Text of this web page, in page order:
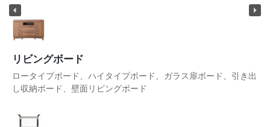
リビングボード
ロータイプボード、ハイタイプボード、ガラス扉ボード、引き出
し収納ボード、壁面リビングボード